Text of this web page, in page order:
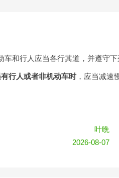
和行人应当各行其道，并遵守下
行人或者非机动车时，应当减速
叶晩
2026-08-07